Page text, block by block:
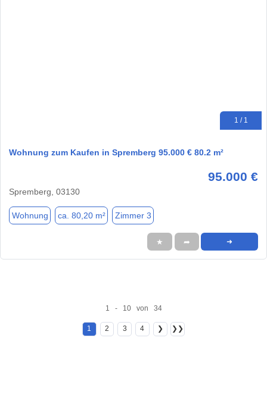
1 / 1
Wohnung zum Kaufen in Spremberg 95.000 € 80.2 m²
95.000 €
Spremberg, 03130
Wohnung ca. 80,20 m² Zimmer 3
★ ➦ ➜
1 - 10 von 34
1 2 3 4 ❯ ❯❯